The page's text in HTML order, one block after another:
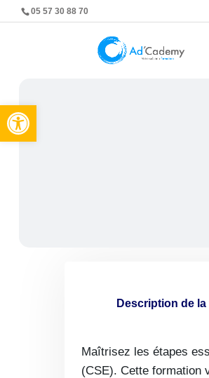
Ouvrir la barre d’outils
05 57 30 88 70
Description de
Maîtrisez les étapes
(CSE). Cette formation